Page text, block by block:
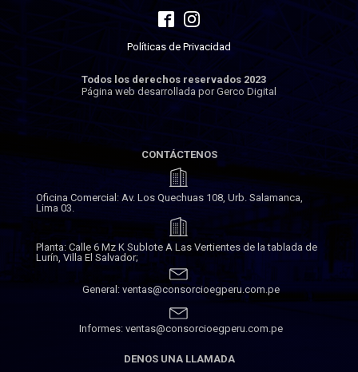
Políticas de Privacidad
Todos los derechos reservados 2023
Página web desarrollada por Gerco Digital
CONTÁCTENOS
Oficina Comercial: Av. Los Quechuas 108, Urb. Salamanca,
Lima 03.
Planta: Calle 6 Mz K Sublote A Las Vertientes de la tablada de
Lurín, Villa El Salvador;
General: ventas@consorcioegperu.com.pe
Informes: ventas@consorcioegperu.com.pe
DENOS UNA LLAMADA